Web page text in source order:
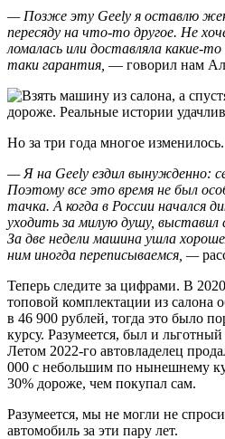
— Позже эту Geely я оставлю
пересяду на что-то другое. Не
ломалась или доставляла какие-
таки гарантия, — говорил нам
Но за три года многое изменилось.
— Я на Geely ездил вынужденно:
Поэтому все это время не был
тачка. А когда в России начался
уходить за милую душу, выставил
За две недели машина ушла
ним иногда переписываемся, —
Теперь следите за цифрами. В
топовой комплектации из салона
в 46 900 рублей, тогда это было
курсу. Разумеется, был и
Летом 2022-го автовладелец
000 с небольшим по нынешнему
30% дороже, чем покупал сам.
Разумеется, мы не могли не
автомобиль за эти пару лет.